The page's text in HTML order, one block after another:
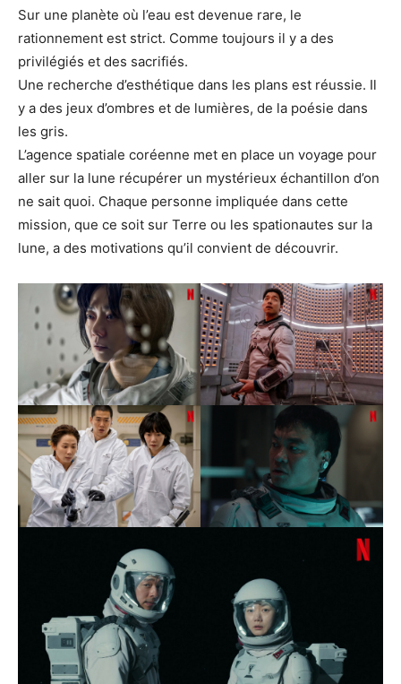
Sur une planète où l’eau est devenue rare, le
rationnement est strict. Comme toujours il y a des
privilégiés et des sacrifiés.
Une recherche d’esthétique dans les plans est réussie. Il
y a des jeux d’ombres et de lumières, de la poésie dans
les gris.
L’agence spatiale coréenne met en place un voyage pour
aller sur la lune récupérer un mystérieux échantillon d’on
ne sait quoi. Chaque personne impliquée dans cette
mission, que ce soit sur Terre ou les spationautes sur la
lune, a des motivations qu’il convient de découvrir.